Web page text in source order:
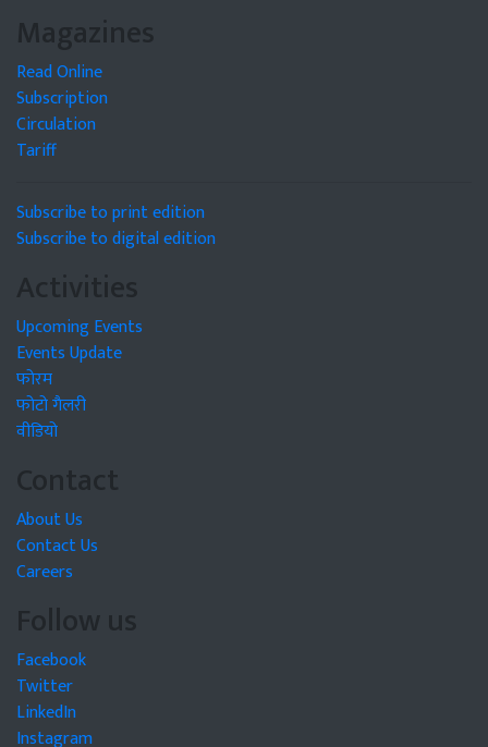
Magazines
Read Online
Subscription
Circulation
Tariff
Subscribe to print edition
Subscribe to digital edition
Activities
Upcoming Events
Events Update
फोरम
फोटो गैलरी
वीडियो
Contact
About Us
Contact Us
Careers
Follow us
Facebook
Twitter
LinkedIn
Instagram